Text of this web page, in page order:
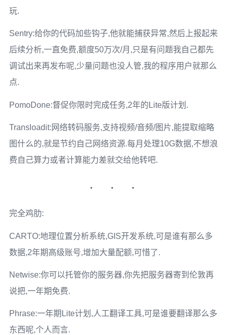
玩.
Sentry:给你的代码加些钩子,他就能捕获异常,然后上报起来
后续分析,一直免费,额度50万次/月,只是有问题我自己都先
调试出来再发布呢,少量问题也没人管,我的程序用户就那么
点.
PomoDone:督促你限时完成任务,2年的Lite版计划.
Transloadit:网络转码服务,支持视频/音频/图片,能提取缩略
图什么的,就是节约自己网络资源.每月处理10G数据,不想浪
费自己算力或者计算能力差就交给他转吧.
完全鸡肋:
CARTO:地理位置分析系统,GIS开发系统,可是谁有那么多
数据,2年期高级账号,增加大量配额,可惜了.
Netwise:你可以托管你的服务器,你先把服务器寄到伦敦再
说把,一年期免费.
Phrase:一年期Lite计划,人工翻译工具,可是谁要翻译那么多
东西呢,个人而言.